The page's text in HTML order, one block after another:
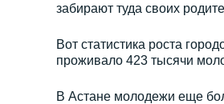
забирают туда своих
Вот статистика роста
проживало 423 тысячи
В Астане молодежи еще